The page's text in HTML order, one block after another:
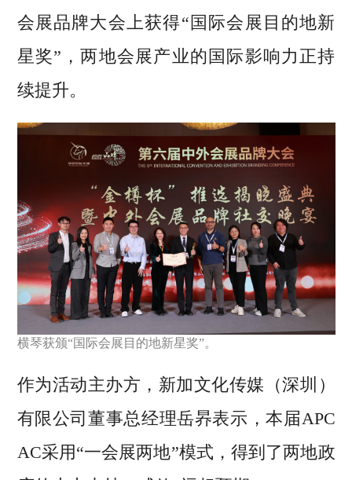
会展品牌大会上获得“国际会展目的地新
星奖”，两地会展产业的国际影响力正持
续提升。
横琴获颁“国际会展目的地新星奖”。
作为活动主办方，新加文化传媒（深圳）
有限公司董事总经理岳昦表示，本届APC
AC采用“一会展两地”模式，得到了两地政